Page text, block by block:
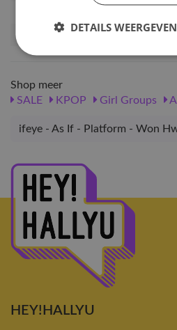
Release datum
16-
Shop meer
SALE
KPOP Girl Groups
ifeye - As If - Platform - Won
HEY!HALLYU
DETAILS WEERGEVEN